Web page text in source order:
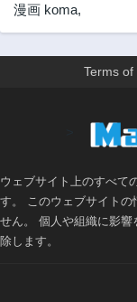
漫画 koma,
Terms of
ウェブサイト上のすべて
す。 このウェブサイトの
せん。 個人や組織に影響
除します。